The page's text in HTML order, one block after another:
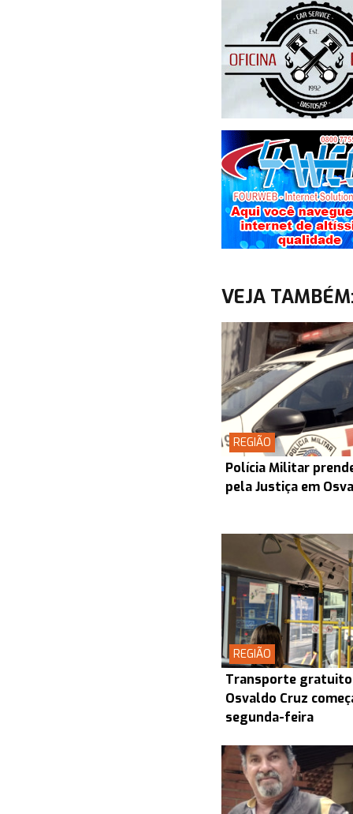
VEJA
REGIÃO
Polícia Militar
pela Justiça em
REGIÃO
Transporte
Osvaldo Cruz
segunda-feira